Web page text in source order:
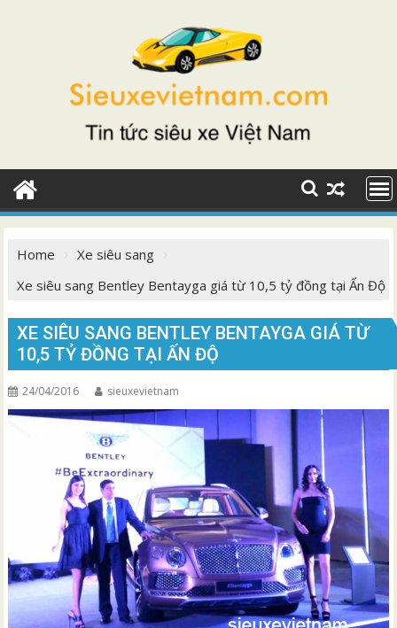
Home
Xe siêu sang
Xe siêu sang Bentley Bentayga giá từ 10,5 tỷ đồng tại Ấn Độ
XE SIÊU SANG BENTLEY BENTAYGA GIÁ TỪ
10,5 TỶ ĐỒNG TẠI ẤN ĐỘ
24/04/2016 sieuxevietnam